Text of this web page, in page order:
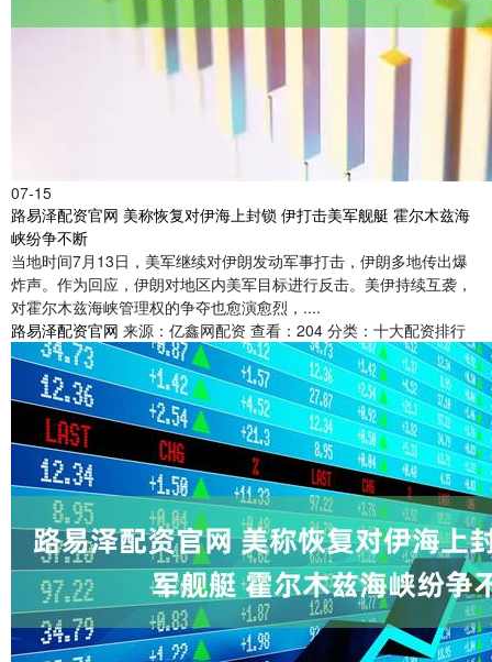
07-15
路易泽配资官网 美称恢复对伊海上封锁 伊打击美军舰艇 霍尔木兹海
峡纷争不断
当地时间7月13日，美军继续对伊朗发动军事打击，伊朗多地传出爆
炸声。作为回应，伊朗对地区内美军目标进行反击。美伊持续互袭，
对霍尔木兹海峡管理权的争夺也愈演愈烈，....
路易泽配资官网 来源：亿鑫网配资 查看：204 分类：十大配资排行